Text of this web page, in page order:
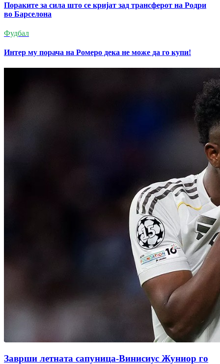
Пораките за сила што се кријат зад трансферот на Родри
во Барселона
Фудбал
Интер му порачa на Ромеро дека не може да го купи!
Заврши летната сапуница-Винисиус Жуниор го